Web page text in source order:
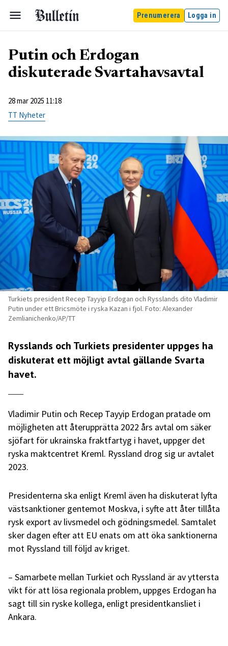
Prenumerera Logga in
Putin och Erdogan
diskuterade Svartahavsavtal
28 mar 2025 11:18
TT Nyheter
Turkiets president Recep Tayyip Erdogan och Rysslands dito Vladimir
Putin under ett Bricsmöte i ryska Kazan i fjol. Foto: Alexander
Zemlianichenko/AP/TT
Rysslands och Turkiets presidenter uppges ha
diskuterat ett möjligt avtal gällande Svarta
havet.
Vladimir Putin och Recep Tayyip Erdogan pratade om
möjligheten att återupprätta 2022 års avtal om säker
sjöfart för ukrainska fraktfartyg i havet, uppger det
ryska maktcentret Kreml. Ryssland drog sig ur avtalet
2023.
Presidenterna ska enligt Kreml även ha diskuterat lyfta
västsanktioner gentemot Moskva, i syfte att åter tillåta
rysk export av livsmedel och gödningsmedel. Samtalet
sker dagen efter att EU enats om att öka sanktionerna
mot Ryssland till följd av kriget.
– Samarbete mellan Turkiet och Ryssland är av yttersta
vikt för att lösa regionala problem, uppges Erdogan ha
sagt till sin ryske kollega, enligt presidentkansliet i
Ankara.